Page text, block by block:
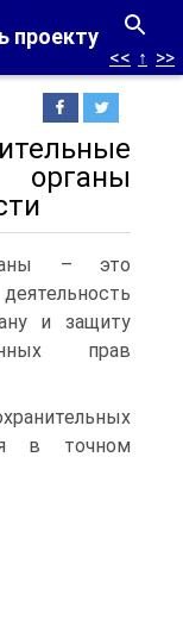
проекту
<< ↑ >>
– это
и защиту
прав
в точном